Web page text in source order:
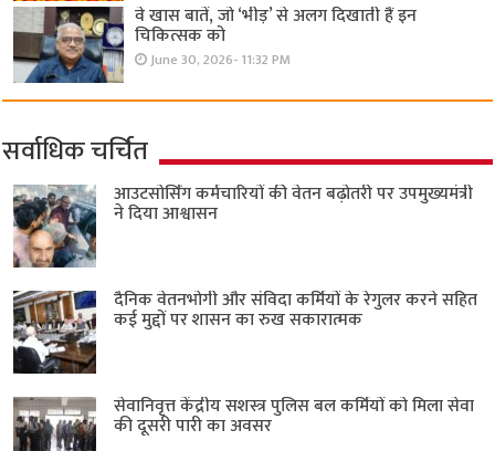
वे खास बातें, जो ‘भीड़’ से अलग दिखाती हैं इन
चिकित्सक को
June 30, 2026- 11:32 PM
सर्वाधिक चर्चित
आउटसोर्सिंग कर्मचारियों की वेतन बढ़ोतरी पर उपमुख्यमंत्री
ने दिया आश्वासन
दैनिक वेतनभोगी और संविदा कर्मियों के रेगुलर करने सहित
कई मुद्दों पर शासन का रुख सकारात्मक
सेवानिवृत्त केंद्रीय सशस्त्र पुलिस बल ​कर्मियों को मिला सेवा
की दूसरी पारी का अवसर